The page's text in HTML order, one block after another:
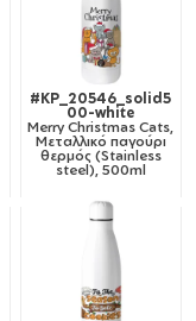
#KP_20546_solid5
00-white
Merry Christmas Cats,
Μεταλλικό παγούρι
θερμός (Stainless
steel), 500ml